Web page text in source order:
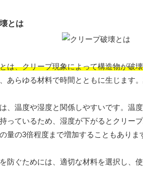
とは
は、クリープ現象によって構造物が破
あらゆる材料で時間とともに生じます
、温度や湿度と関係しやすいです。温
っているため、湿度が下がるとクリー
量の3倍程度まで増加することもあり
防ぐためには、適切な材料を選択し、